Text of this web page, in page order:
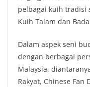
pelbagai kuih tradisi
Kuih Talam dan
Dalam aspek seni
dengan berbagai
Malaysia,
Rakyat, Chinese Fan